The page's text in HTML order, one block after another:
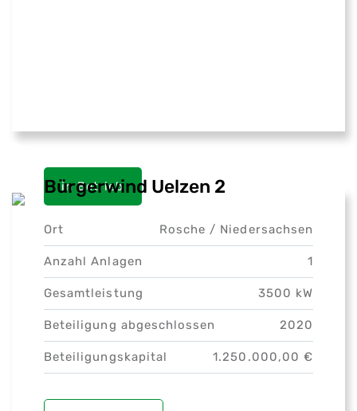
in Betrieb
Bürgerwind Uelzen 2
Ort Rosche / Niedersachsen
Anzahl Anlagen 1
Gesamtleistung 3500 kW
Beteiligung abgeschlossen 2020
Beteiligungskapital 1.250.000,00 €